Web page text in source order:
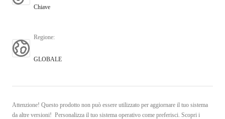
Chiave
Regione:
GLOBALE
Attenzione! Questo prodotto non può essere utilizzato per aggiornare il tuo sistema
da altre versioni! Personalizza il tuo sistema operativo come preferisci. Scopri i